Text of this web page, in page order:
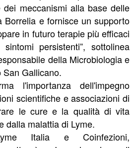
dei meccanismi alla base delle
Borrelia e fornisce un supporto
in futuro terapie più efficaci
persistenti”, sottolinea
della Microbiologia e
Gallicano.
l'importanza dell'impegno
scientifiche e associazioni di
le cure e la qualità di vita
dalla malattia di Lyme.
Italia e Coinfezioni,